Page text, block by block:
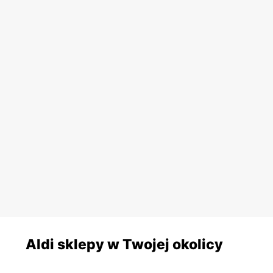
Aldi sklepy w Twojej okolicy